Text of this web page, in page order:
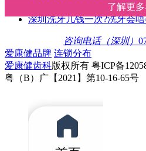
了解更
了解更
深圳洗牙价钱|爱康健洗牙收
深圳洗牙几钱一次?洗牙会
咨询电话（深圳）
爱康健品牌 连锁分布
爱康健齿科版权所有 粤ICP备
粤（B）广【2021】第10-16-65号